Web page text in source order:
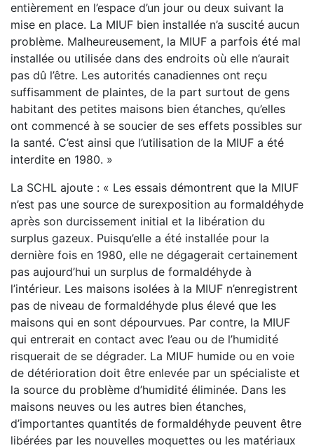
entièrement en l’espace d’un jour ou deux suivant la
mise en place. La MIUF bien installée n’a suscité aucun
problème. Malheureusement, la MIUF a parfois été mal
installée ou utilisée dans des endroits où elle n’aurait
pas dû l’être. Les autorités canadiennes ont reçu
suffisamment de plaintes, de la part surtout de gens
habitant des petites maisons bien étanches, qu’elles
ont commencé à se soucier de ses effets possibles sur
la santé. C’est ainsi que l’utilisation de la MIUF a été
interdite en 1980. »
La SCHL ajoute : « Les essais démontrent que la MIUF
n’est pas une source de surexposition au formaldéhyde
après son durcissement initial et la libération du
surplus gazeux. Puisqu’elle a été installée pour la
dernière fois en 1980, elle ne dégagerait certainement
pas aujourd’hui un surplus de formaldéhyde à
l’intérieur. Les maisons isolées à la MIUF n’enregistrent
pas de niveau de formaldéhyde plus élevé que les
maisons qui en sont dépourvues. Par contre, la MIUF
qui entrerait en contact avec l’eau ou de l’humidité
risquerait de se dégrader. La MIUF humide ou en voie
de détérioration doit être enlevée par un spécialiste et
la source du problème d’humidité éliminée. Dans les
maisons neuves ou les autres bien étanches,
d’importantes quantités de formaldéhyde peuvent être
libérées par les nouvelles moquettes ou les matériaux